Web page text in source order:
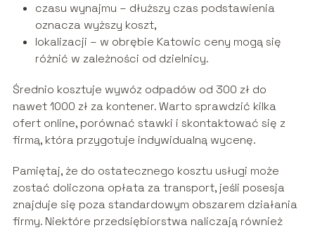
czasu wynajmu – dłuższy czas podstawienia
oznacza wyższy koszt,
lokalizacji – w obrębie Katowic ceny mogą się
różnić w zależności od dzielnicy.
Średnio kosztuje wywóz odpadów od 300 zł do
nawet 1000 zł za kontener. Warto sprawdzić kilka
ofert online, porównać stawki i skontaktować się z
firmą, która przygotuje indywidualną wycenę.
Pamiętaj, że do ostatecznego kosztu usługi może
zostać doliczona opłata za transport, jeśli posesja
znajduje się poza standardowym obszarem działania
firmy. Niektóre przedsiębiorstwa naliczają również